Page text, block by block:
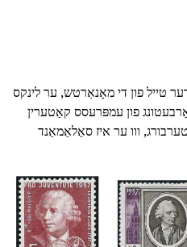
דער טייל פון די מאָנאַרטש, ער לינקס
פון עמפּרעסס קאַטערין
ווו ער איז סאַלאַמאַנד